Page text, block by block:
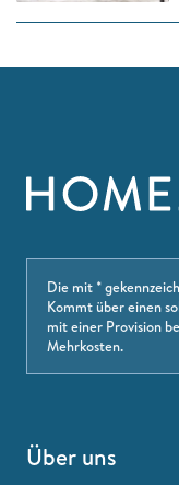
Die mit *
Kommt über einen
mit einer Provision
Mehrkosten.
Über uns